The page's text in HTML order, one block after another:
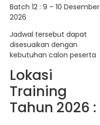
Batch 12 : 9 – 10 Desember
2026
Jadwal tersebut dapat
disesuaikan dengan
kebutuhan calon peserta
Lokasi
Training
Tahun 2026 :